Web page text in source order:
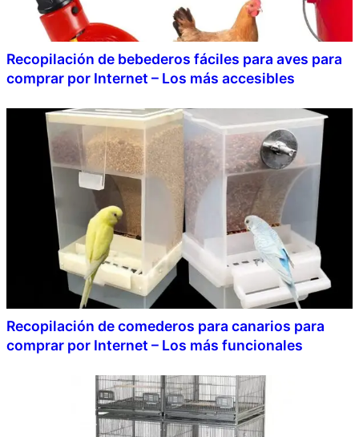
Recopilación de bebederos fáciles para aves para
comprar por Internet – Los más accesibles
Recopilación de comederos para canarios para
comprar por Internet – Los más funcionales